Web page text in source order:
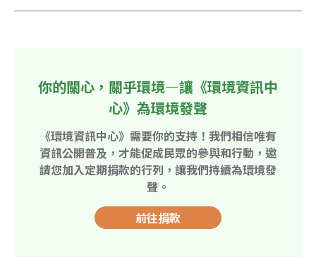
你的關心，關乎環境—讓《環境資訊中
心》為環境發聲
《環境資訊中心》需要你的支持！我們相信唯有
資訊公開普及，才能促成民眾的參與和行動，邀
請您加入定期捐款的行列，讓我們持續為環境發
聲。
前往捐款